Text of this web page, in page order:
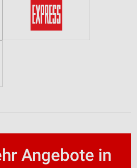
Angebote in